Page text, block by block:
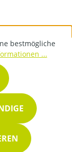
bestmögliche
...